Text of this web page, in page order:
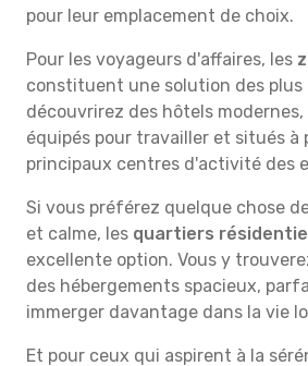
pour leur emplacement de choix.
Pour les voyageurs d'affaires, les
constituent une solution des plus
découvrirez des hôtels
équipés pour travailler et situés à
principaux centres d'activité des
Si vous préférez quelque chose
et calme, les quartiers
excellente option. Vous y
des hébergements spacieux,
immerger davantage dans la vie
Et pour ceux qui aspirent à la